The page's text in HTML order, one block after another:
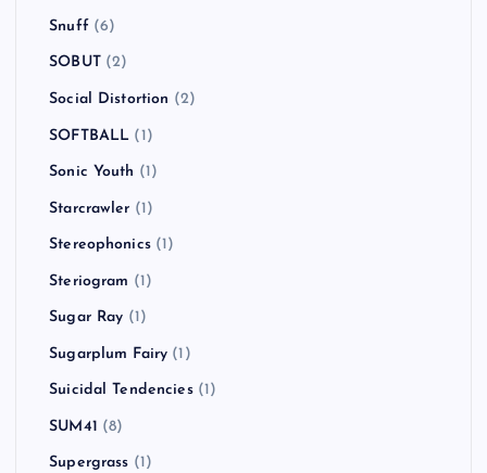
Snuff (6)
SOBUT(2)
Social Distortion (2)
SOFTBALL (1)
Sonic Youth (1)
Starcrawler (1)
Stereophonics(1)
Steriogram (1)
Sugar Ray (1)
Sugarplum Fairy (1)
Suicidal Tendencies(1)
SUM41 (8)
Supergrass (1)